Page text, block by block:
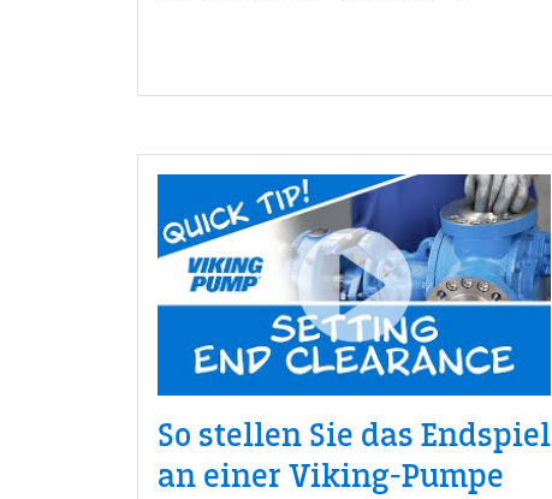
So stellen Sie das Endspiel
an einer Viking-Pumpe